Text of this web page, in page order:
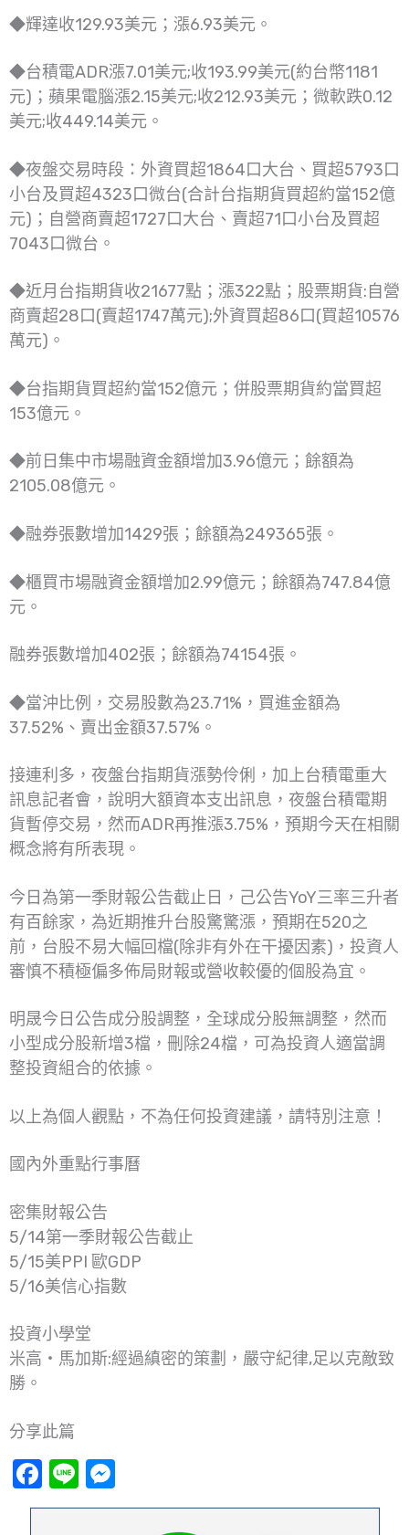
◆輝達收129.93美元；漲6.93美元。
◆台積電ADR漲7.01美元;收193.99美元(約台幣1181
元)；蘋果電腦漲2.15美元;收212.93美元；微軟跌0.12
美元;收449.14美元。
◆夜盤交易時段：外資買超1864口大台、買超5793口
小台及買超4323口微台(合計台指期貨買超約當152億
元)；自營商賣超1727口大台、賣超71口小台及買超
7043口微台。
◆近月台指期貨收21677點；漲322點；股票期貨:自營
商賣超28口(賣超1747萬元);外資買超86口(買超10576
萬元)。
◆台指期貨買超約當152億元；併股票期貨約當買超
153億元。
◆前日集中市場融資金額增加3.96億元；餘額為
2105.08億元。
◆融券張數增加1429張；餘額為249365張。
◆櫃買市場融資金額增加2.99億元；餘額為747.84億
元。
融券張數增加402張；餘額為74154張。
◆當沖比例，交易股數為23.71%，買進金額為
37.52%、賣出金額37.57%。
接連利多，夜盤台指期貨漲勢伶俐，加上台積電重大
訊息記者會，說明大額資本支出訊息，夜盤台積電期
貨暫停交易，然而ADR再推漲3.75%，預期今天在相關
概念將有所表現。
今日為第一季財報公告截止日，己公告YoY三率三升者
有百餘家，為近期推升台股驚驚漲，預期在520之
前，台股不易大幅回檔(除非有外在干擾因素)，投資人
審慎不積極偏多佈局財報或營收較優的個股為宜。
明晟今日公告成分股調整，全球成分股無調整，然而
小型成分股新增3檔，刪除24檔，可為投資人適當調
整投資組合的依據。
以上為個人觀點，不為任何投資建議，請特別注意！
國內外重點行事曆
密集財報公告
5/14第一季財報公告截止
5/15美PPI 歐GDP
5/16美信心指數
投資小學堂
米高‧馬加斯:經過縝密的策劃，嚴守紀律,足以克敵致
勝。
分享此篇
Facebook
Line